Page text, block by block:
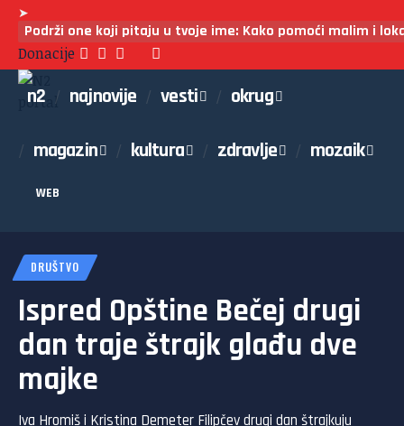
➤
Podrži one koji pitaju u tvoje ime: Kako pomoći malim i
Donacije
n2 najnovije vesti okrug
magazin kultura zdravlje mozaik
WEB
DRUŠTVO
Ispred Opštine Bečej drugi
dan traje štrajk glađu dve
majke
Iva Hromiš i Kristina Demeter Filipčev drugi dan štrajkuju